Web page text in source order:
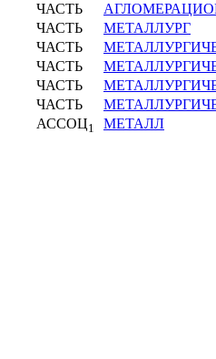
ЧАСТЬ
ЧАСТЬ
МЕТАЛЛУРГ
ЧАСТЬ
ЧАСТЬ
ЧАСТЬ
ЧАСТЬ
АССОЦ1 МЕТАЛЛ